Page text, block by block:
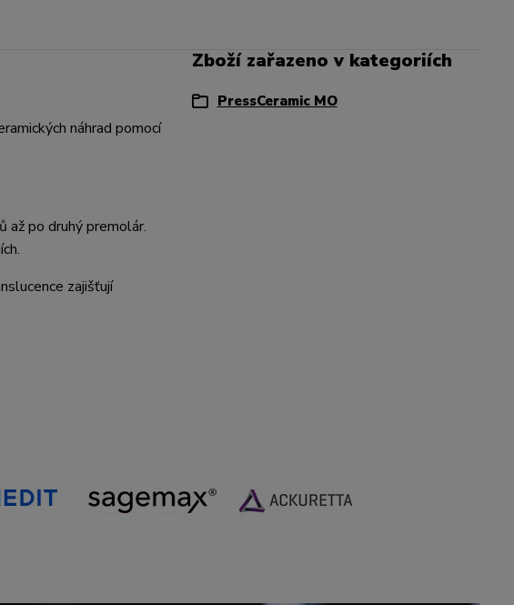
náhrad pomocí
po druhý premolár.
zajišťují
Zboží zařazeno v kategoriích
PressCeramic MO